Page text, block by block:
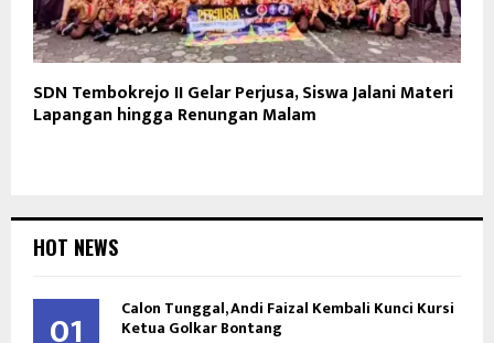
SDN Tembokrejo II Gelar Perjusa, Siswa Jalani Materi
Lapangan hingga Renungan Malam
HOT NEWS
Calon Tunggal, Andi Faizal Kembali Kunci Kursi
Ketua Golkar Bontang